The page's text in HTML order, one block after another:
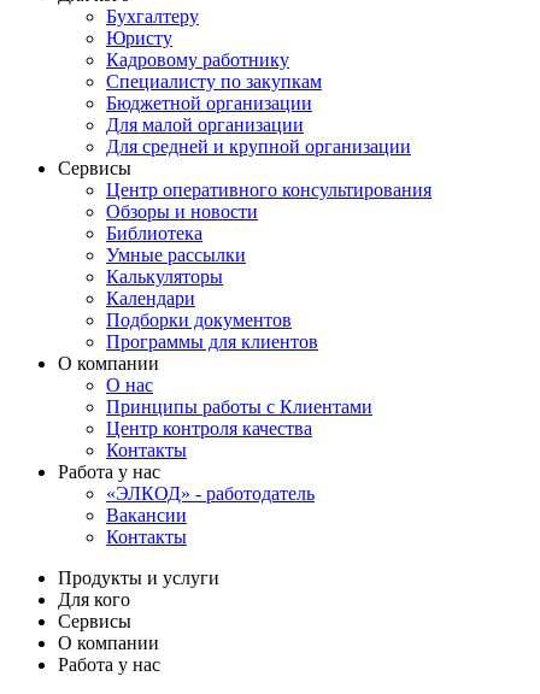
Бухгалтеру
Юристу
Кадровому работнику
Специалисту по закупкам
Бюджетной организации
Для малой организации
Для средней и крупной организации
Сервисы
Центр оперативного консультирования
Обзоры и новости
Библиотека
Умные рассылки
Калькуляторы
Календари
Подборки документов
Программы для клиентов
О компании
О нас
Принципы работы с Клиентами
Центр контроля качества
Контакты
Работа у нас
«ЭЛКОД» - работодатель
Вакансии
Контакты
Продукты и услуги
Для кого
Сервисы
О компании
Работа у нас